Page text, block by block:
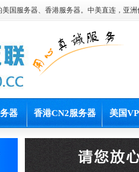
国服务器、香港服务器。中美直连，亚洲
器 香港CN2服务器 美国